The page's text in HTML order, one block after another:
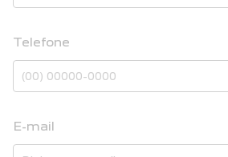
Telefone
E-mail